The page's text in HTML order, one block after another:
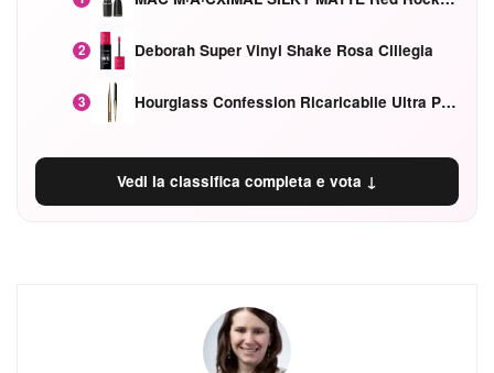
2 Deborah Super Vinyl Shake Rosa Ciliegia
3 Hourglass Confession Ricaricabile Ultra Preciso Ad Alta Intensità Secretly Classic Red
Vedi la classifica completa e vota ↓